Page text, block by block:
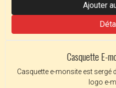
Ajouter
Casquette E-
Casquette e-monsite est sergé
logo e-